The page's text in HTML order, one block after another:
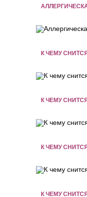
К ЧЕМУ
К ЧЕМУ
К ЧЕМУ
К ЧЕМУ